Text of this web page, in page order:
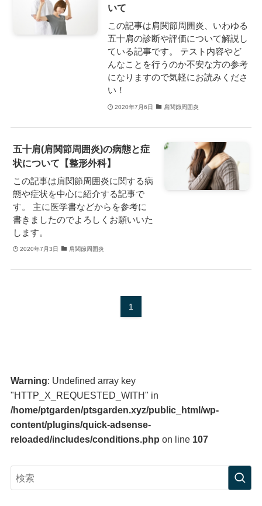
いて
この記事は肩関節周囲炎、いわゆる
五十肩の診断や評価について解説し
ている記事です。 テスト内容やど
んなことを行うのか不安な方の参考
になりますので気軽にお読みくださ
い！
2020年7月6日 肩関節周囲炎
五十肩(肩関節周囲炎)の病態と症
状について【整形外科】
この記事は肩関節周囲炎に関する病
態や症状を中心に紹介する記事で
す。 主に医学書などからを参考に
書きましたのでよろしくお願いいた
します。
2020年7月3日 肩関節周囲炎
1
Warning: Undefined array key
"HTTP_X_REQUESTED_WITH" in
/home/ptgarden/ptsgarden.xyz/public_html/wp-
content/plugins/quick-adsense-
reloaded/includes/conditions.php on line 107